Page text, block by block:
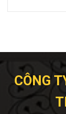
CÔNG